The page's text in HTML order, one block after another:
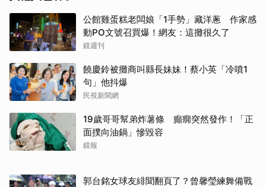
公館雞蛋糕老闆娘「1手勢」藏洋蔥 作家感
動PO文號召買爆！網友：這攤很久了
鏡週刊
饒慶鈴被攤商叫縣長妹妹！蔡小英「冷噴1
句」他抖爆
民視新聞網
19歲哥哥幫弟炸薯條 癲癇突然發作！「正
面撲向油鍋」慘毀容
鏡報
郭台銘女球友緋聞翻頁了？曾馨瑩練舞備戰